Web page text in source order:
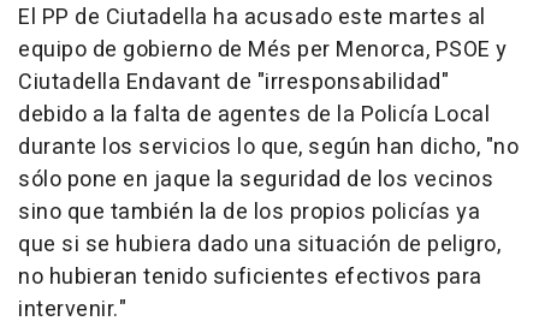
El PP de Ciutadella ha acusado este martes al
equipo de gobierno de Més per Menorca, PSOE y
Ciutadella Endavant de "irresponsabilidad"
debido a la falta de agentes de la Policía Local
durante los servicios lo que, según han dicho, "no
sólo pone en jaque la seguridad de los vecinos
sino que también la de los propios policías ya
que si se hubiera dado una situación de peligro,
no hubieran tenido suficientes efectivos para
intervenir."